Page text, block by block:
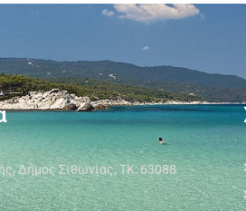
Δήμος Σιθωνίας, ΤΚ: 63088